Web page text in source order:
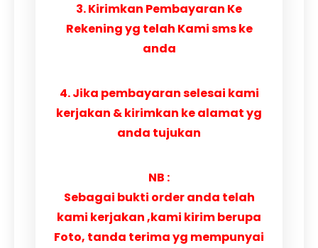
3. Kirimkan Pembayaran Ke
Rekening yg telah Kami sms ke
anda
4. Jika pembayaran selesai kami
kerjakan & kirimkan ke alamat yg
anda tujukan
NB :
Sebagai bukti order anda telah
kami kerjakan ,kami kirim berupa
Foto, tanda terima yg mempunyai